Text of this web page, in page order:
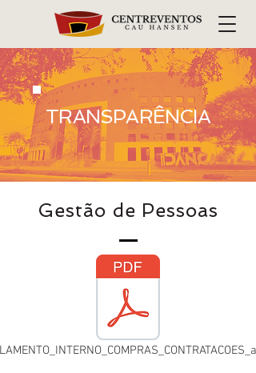
TRANSPARÊNCIA
Gestão de Pessoas